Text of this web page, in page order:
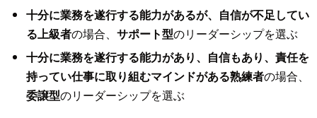
十分に業務を遂行する能力があるが、自信が不足してい
る上級者の場合、 サポート型のリーダーシップを選ぶ
十分に業務を遂行する能力があり、自信もあり、責任を
持ってい仕事に取り組むマインドがある熟練者の場合、
委譲型のリーダーシップを選ぶ